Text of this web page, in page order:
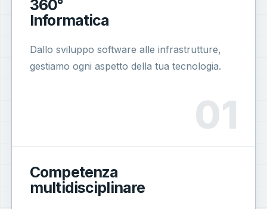
360°
Informatica
Dallo sviluppo software alle infrastrutture,
gestiamo ogni aspetto della tua tecnologia.
Competenza
multidisciplinare